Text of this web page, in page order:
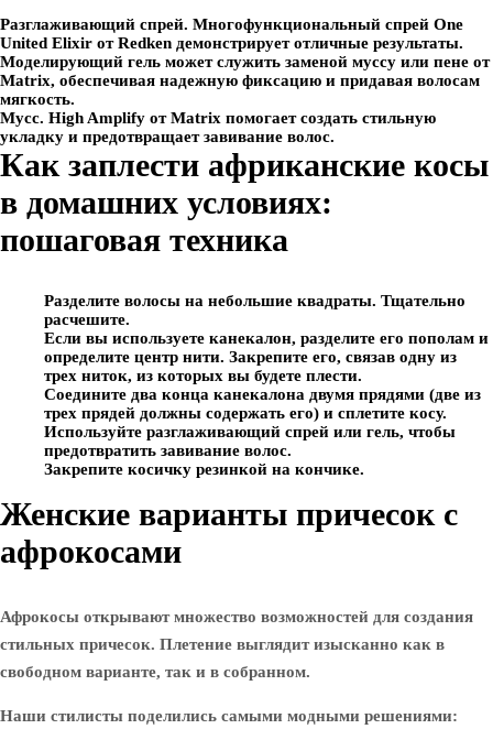
Разглаживающий спрей. Многофункциональный спрей One
United Elixir от Redken демонстрирует отличные результаты.
Моделирующий гель может служить заменой муссу или пене от
Matrix, обеспечивая надежную фиксацию и придавая волосам
мягкость.
Мусс. High Amplify от Matrix помогает создать стильную
укладку и предотвращает завивание волос.
Как заплести африканские косы
в домашних условиях:
пошаговая техника
Разделите волосы на небольшие квадраты. Тщательно
расчешите.
Если вы используете канекалон, разделите его пополам и
определите центр нити. Закрепите его, связав одну из
трех ниток, из которых вы будете плести.
Соедините два конца канекалона двумя прядями (две из
трех прядей должны содержать его) и сплетите косу.
Используйте разглаживающий спрей или гель, чтобы
предотвратить завивание волос.
Закрепите косичку резинкой на кончике.
Женские варианты причесок с
афрокосами
Афрокосы открывают множество возможностей для создания
стильных причесок. Плетение выглядит изысканно как в
свободном варианте, так и в собранном.
Наши стилисты поделились самыми модными решениями: